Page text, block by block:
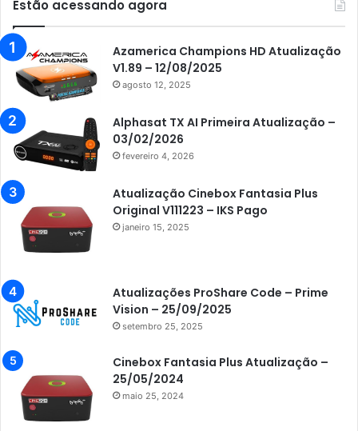
Audisat K30 Aventador
Azamerica
Azamerica Beats
Azamerica Champions
Azamerica Champions IPTV
Azamerica Extremo IPTV
Azamerica F92 Plus
Azamerica Gold
Azamerica i7 IPTV
Azamerica King
Azamerica King GX PRO
Azamerica King IPTV
Azamerica Mobi
Estão acessando agora
Azamerica Champions HD Atualização
V1.89 – 12/08/2025
agosto 12, 2025
Alphasat TX AI Primeira Atualização –
03/02/2026
fevereiro 4, 2026
Atualização Cinebox Fantasia Plus
Original V111223 – IKS Pago
janeiro 15, 2025
Atualizações ProShare Code – Prime
Vision – 25/09/2025
setembro 25, 2025
Cinebox Fantasia Plus Atualização –
25/05/2024
maio 25, 2024